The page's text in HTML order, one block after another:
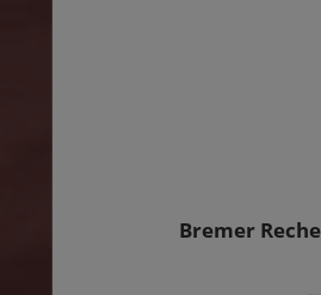
Bremer